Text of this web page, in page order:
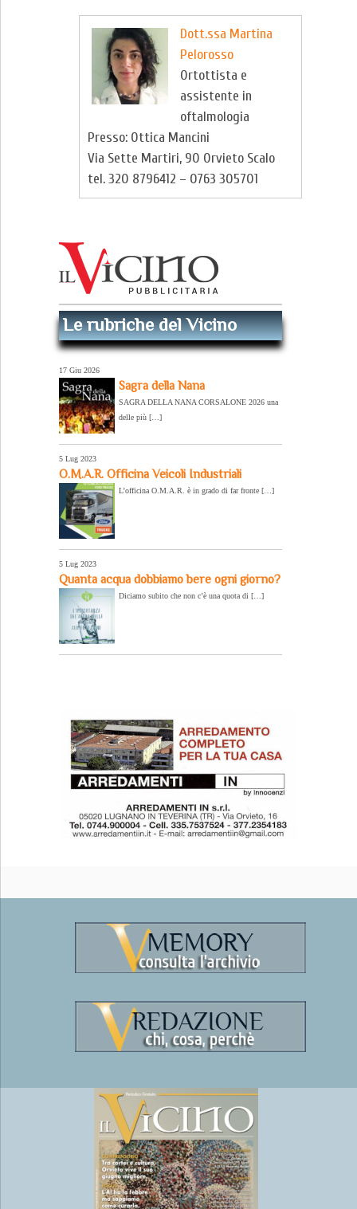
Dott.ssa Martina
Pelorosso
Ortottista e
assistente in
oftalmologia
Presso: Ottica Mancini
Via Sette Martiri, 90 Orvieto Scalo
tel. 320 8796412 – 0763 305701
Le rubriche del Vicino
17 Giu 2026
Sagra della Nana
SAGRA DELLA NANA CORSALONE 2026 una
delle più […]
5 Lug 2023
O.M.A.R. Officina Veicoli Industriali
L’officina O.M.A.R. è in grado di far fronte […]
5 Lug 2023
Quanta acqua dobbiamo bere ogni giorno?
Diciamo subito che non c’è una quota di […]